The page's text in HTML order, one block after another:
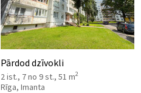
Pārdod dzīvokli
2 ist., 7 no 9 st., 51 m2
Rīga, Imanta